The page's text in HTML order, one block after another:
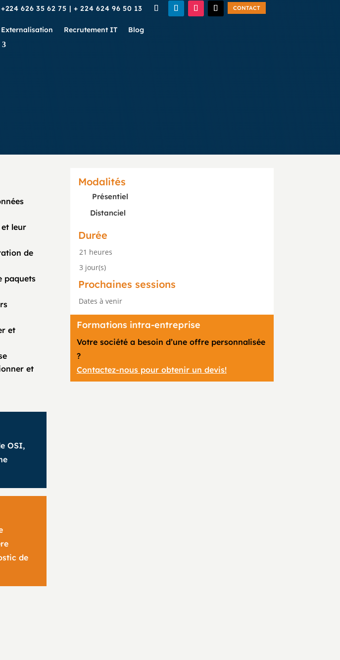
+224 626 35 62 75 | + 224 624 96 50 13 CONTACT
Externalisation Recrutement IT
Blog
et leur
de
paquets
et
et
OSI,
de
Modalités
Présentiel
Distanciel
Durée
21 heures
3 jour(s)
Prochaines sessions
Dates à venir
Formations intra-entreprise
Votre société a besoin d’une offre personnalisée
?
Contactez-nous pour obtenir un devis!